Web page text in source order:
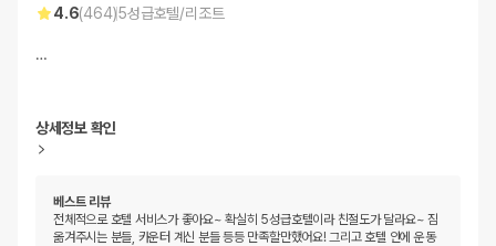
4.6(464)5성급호텔/리조트
…
상세정보 확인
베스트 리뷰
전체적으로 호텔 서비스가 좋아요~ 확실히 5성급호텔이라 친절도가 달라요~ 짐
옮겨주시는 분들, 카운터 계신 분들 등등 만족할만했어요! 그리고 호텔 안에 운동